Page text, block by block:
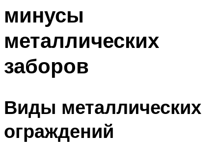
Меню
минусы
металлических
заборов
Виды металлических
ограждений